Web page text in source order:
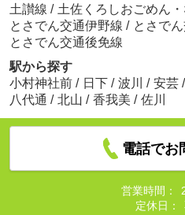
土讃線 / 土佐くろしおごめん
とさでん交通伊野線 / とさで
とさでん交通後免線
駅から探す
小村神社前 / 日下 / 波川 / 安芸 /
八代通 / 北山 / 香我美 / 佐川
電話でお
営業時間：
定休日：